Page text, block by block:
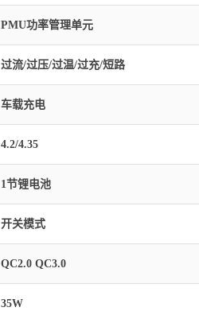
PMU功率管理单元
过流/过压/过温/过充/短路
车载充电
4.2/4.35
1节锂电池
开关模式
QC2.0 QC3.0
35W